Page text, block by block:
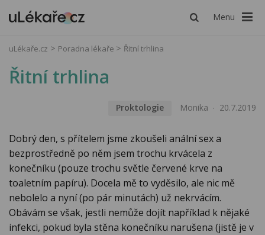
Menu
uLékaře.cz Poradna lékaře Řitní trhlina
Řitní trhlina
Proktologie Monika 20.7.2019
Dobrý den, s přítelem jsme zkoušeli anální sex a
bezprostředně po něm jsem trochu krvácela z
konečníku (pouze trochu světle červené krve na
toaletním papíru). Docela mě to vyděsilo, ale nic mě
nebolelo a nyní (po pár minutách) už nekrvácím.
Obávám se však, jestli nemůže dojít například k nějaké
infekci, pokud byla stěna konečníku narušena (jistě je v